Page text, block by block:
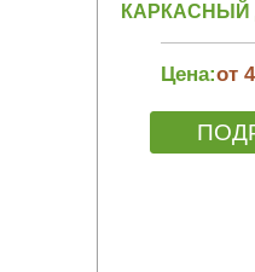
КАРКАСНЫЙ
Цена:от